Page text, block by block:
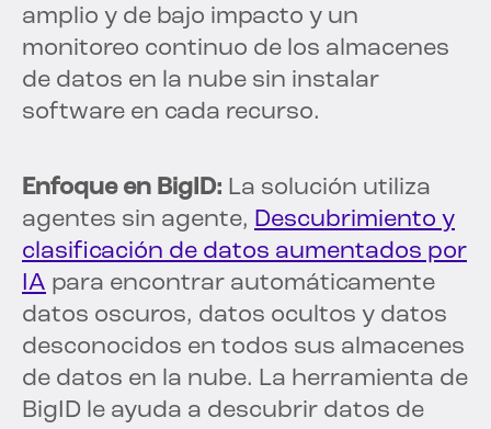
amplio y de bajo impacto y un
monitoreo continuo de los almacenes
de datos en la nube sin instalar
software en cada recurso.
Enfoque en BigID: La solución utiliza
agentes sin agente, Descubrimiento y
clasificación de datos aumentados por
IA para encontrar automáticamente
datos oscuros, datos ocultos y datos
desconocidos en todos sus almacenes
de datos en la nube. La herramienta de
BigID le ayuda a descubrir datos de